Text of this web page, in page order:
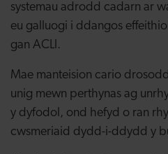
systemau adrodd cadarn ar
eu galluogi i ddangos
gan ACLl.
Mae manteision cario
unig mewn perthynas ag
y dyfodol, ond hefyd o ran
cwsmeriaid dydd-i-ddydd y